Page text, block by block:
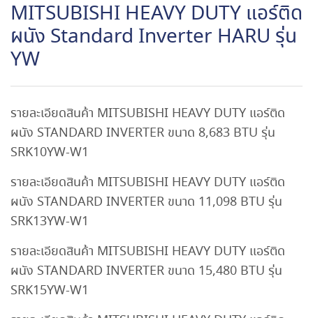
MITSUBISHI HEAVY DUTY แอร์ติด
ผนัง Standard Inverter HARU รุ่น
YW
รายละเอียดสินค้า MITSUBISHI HEAVY DUTY แอร์ติด
ผนัง STANDARD INVERTER ขนาด 8,683 BTU รุ่น
SRK10YW-W1
รายละเอียดสินค้า MITSUBISHI HEAVY DUTY แอร์ติด
ผนัง STANDARD INVERTER ขนาด 11,098 BTU รุ่น
SRK13YW-W1
รายละเอียดสินค้า MITSUBISHI HEAVY DUTY แอร์ติด
ผนัง STANDARD INVERTER ขนาด 15,480 BTU รุ่น
SRK15YW-W1